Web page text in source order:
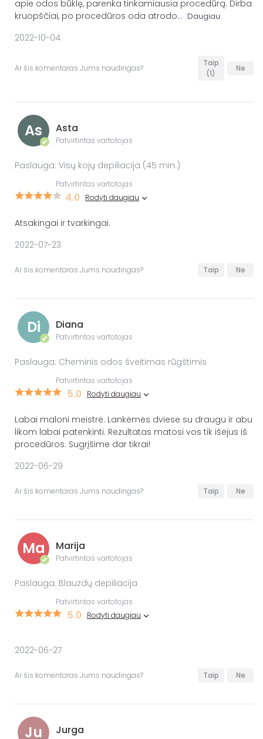
apie odos būklę, parenka tinkamiausia procedūrą. Dirba
kruopščiai, po procedūros oda atrodo... Daugiau
2022-10-04
Ar šis komentaras Jums naudingas?
Taip
(1)
Ne
As
✔
Asta
Patvirtintas vartotojas
Paslauga: Visų kojų depiliacija (45 min.)
Patvirtintas vartotojas
4.0 Rodyti daugiau
Atsakingai ir tvarkingai.
2022-07-23
Ar šis komentaras Jums naudingas? Taip Ne
Di
✔
Diana
Patvirtintas vartotojas
Paslauga: Cheminis odos šveitimas rūgštimis
Patvirtintas vartotojas
5.0 Rodyti daugiau
Labai maloni meistrė. Lankėmės dviese su draugu ir abu
likom labai patenkinti. Rezultatas matosi vos tik išėjus iš
procedūros. Sugrįšime dar tikrai!
2022-06-29
Ar šis komentaras Jums naudingas? Taip Ne
Ma
✔
Marija
Patvirtintas vartotojas
Paslauga: Blauzdų depiliacija
Patvirtintas vartotojas
5.0 Rodyti daugiau
2022-06-27
Ar šis komentaras Jums naudingas? Taip Ne
Ju Jurga